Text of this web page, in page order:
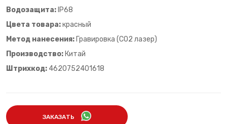
Водозащита: IP68
Цвета товара:красный
Метод нанесения: Гравировка (CO2 лазер)
Производство: Китай
Штрихкод: 4620752401618
ЗАКАЗАТЬ